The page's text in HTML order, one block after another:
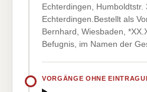
Echterdingen,
Echterdingen.Bestellt als
Bernhard, Wiesbaden,
Befugnis, im Namen der
VORGÄNGE OHNE